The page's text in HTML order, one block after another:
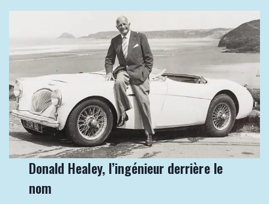
Donald Healey, l’ingénieur derrière le
nom